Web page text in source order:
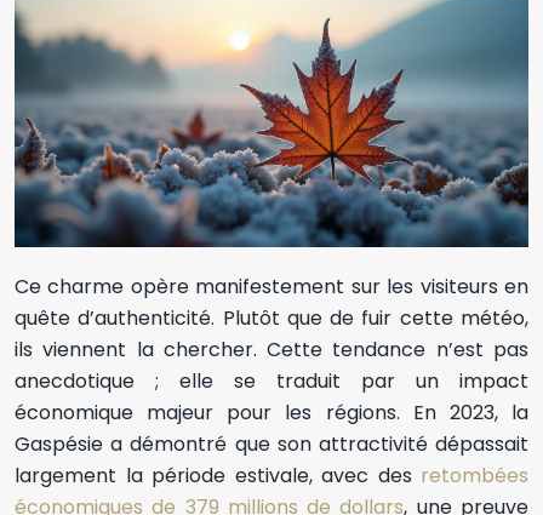
Ce charme opère manifestement sur les visiteurs en
quête d’authenticité. Plutôt que de fuir cette météo,
ils viennent la chercher. Cette tendance n’est pas
anecdotique ; elle se traduit par un impact
économique majeur pour les régions. En 2023, la
Gaspésie a démontré que son attractivité dépassait
largement la période estivale, avec des retombées
économiques de 379 millions de dollars, une preuve